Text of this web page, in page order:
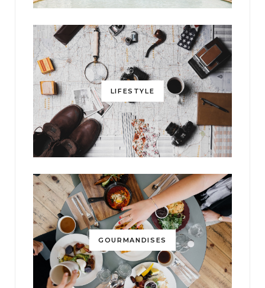
LIFESTYLE
GOURMANDISES